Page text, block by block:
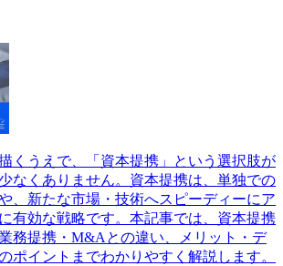
くうえで、「資本提携」という選択肢が
なくありません。資本提携は、単独での
、新たな市場・技術へスピーディーにア
有効な戦略です。本記事では、資本提携
務提携・M&Aとの違い、メリット・デ
ポイントまでわかりやすく解説します。